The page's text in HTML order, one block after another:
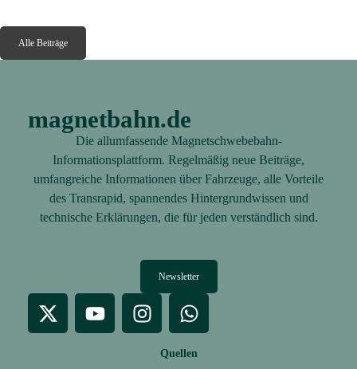
Alle Beiträge
magnetbahn.de
Die allumfassende Magnetschwebebahn-
Informationsplattform. Regelmäßig neue Beiträge,
umfangreiche Informationen über Fahrzeuge, alle Vorteile
des Transrapid, spannendes Hintergrundwissen und
technische Erklärungen, die für jeden verständlich sind.
Newsletter
Quellen